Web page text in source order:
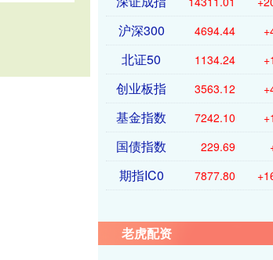
沪深300 4694.44
北证50 1134.24
创业板指 3563.12
基金指数 7242.10
国债指数 229.69
期指IC0 7877.80
老虎配资